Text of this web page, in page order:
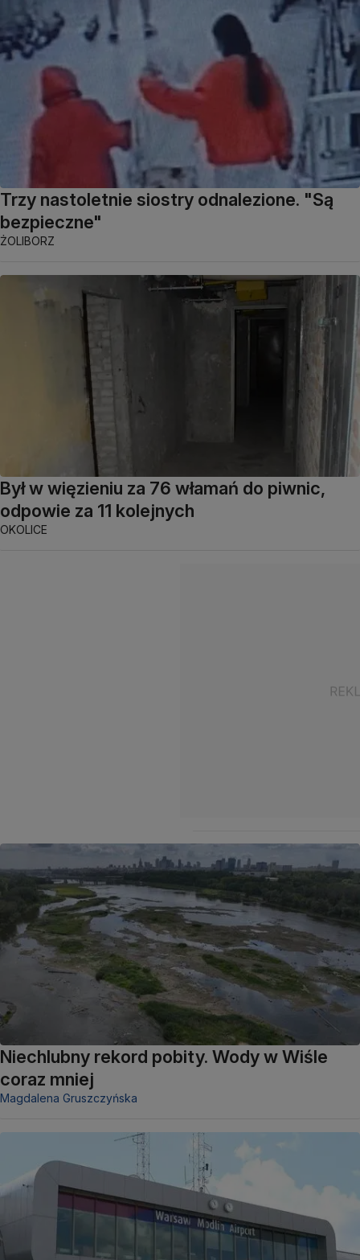
Trzy nastoletnie siostry odnalezione. "Są
bezpieczne"
ŻOLIBORZ
Był w więzieniu za 76 włamań do piwnic,
odpowie za 11 kolejnych
OKOLICE
Niechlubny rekord pobity. Wody w Wiśle
coraz mniej
Magdalena Gruszczyńska